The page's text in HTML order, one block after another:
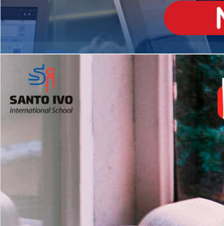
Matrículas Abertas 2026
2º AO 5º ANO FUNDAMENTAL
es
Com imersão Bilingue - Anos
Finais